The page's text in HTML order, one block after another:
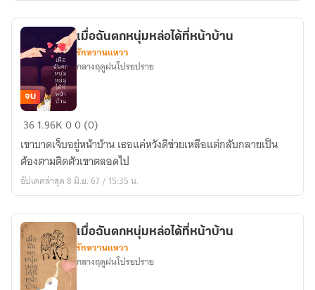
book)
เมื่อ
ตก
หนุ่ม
หล่อ
หน้า
บ้าน
จบ
เมื่อฉันตกหนุ่มหล่อได้ที่หน้าบ้าน
รักหวานแหวว
กลางฤดูฝนโปรยปราย
361.96K00 (0)
เขาบาดเจ็บอยู่หน้าบ้าน เธอแค่หวังดีช่วยเหลือแต่กลับกลายเป็น
ต้องตามติดตัวเขาตลอดไป
อัปเดตล่าสุด 8 มิ.ย. 67 / 15:35 น.
เมื่อฉันตกหนุ่มหล่อได้ที่หน้าบ้าน
รักหวานแหวว
กลางฤดูฝนโปรยปราย